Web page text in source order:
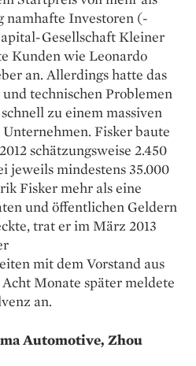
namhafte ­Investoren (­
­Gesellschaft Kleiner
Kunden wie Leonardo
an. Allerdings hatte das
technischen Problemen
zu ­einem massiven
Fisker baute
­schätzungsweise 2.450
jeweils mindestens 35.000
Fisker mehr als eine
und öffentlichen Geldern
trat er im März 2013
mit dem Vorstand aus
Monate später meldete
an.
Automotive, Zhou